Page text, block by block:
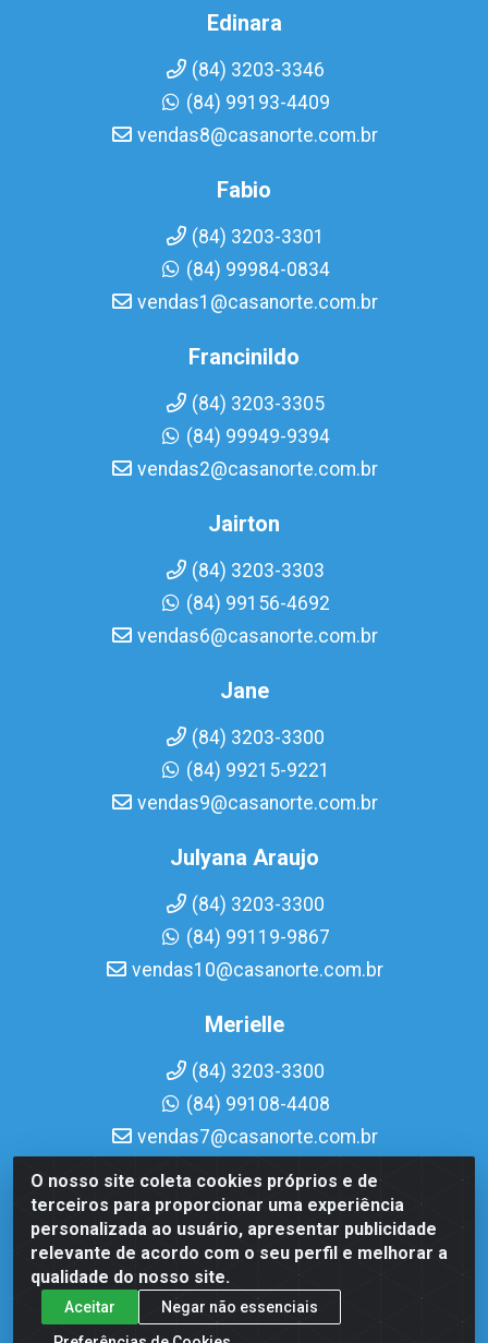
O nosso site coleta cookies próprios e de
terceiros para proporcionar uma experiência
personalizada ao usuário, apresentar publicidade
relevante de acordo com o seu perfil e melhorar a
qualidade do nosso site.
Aceitar
Negar não essenciais
Edinara
(84) 3203-3346
(84) 99193-4409
vendas8@casanorte.com.br
Fabio
(84) 3203-3301
(84) 99984-0834
vendas1@casanorte.com.br
Francinildo
(84) 3203-3305
(84) 99949-9394
vendas2@casanorte.com.br
Jairton
(84) 3203-3303
(84) 99156-4692
vendas6@casanorte.com.br
Jane
(84) 3203-3300
(84) 99215-9221
vendas9@casanorte.com.br
Julyana Araujo
(84) 3203-3300
(84) 99119-9867
vendas10@casanorte.com.br
Merielle
(84) 3203-3300
(84) 99108-4408
vendas7@casanorte.com.br
Casa Norte LTDA - Av. Interventor Mário Câmara, 1815 -
Dix-Sept Rosado, Natal/RN - CEP 59054-600 - CNPJ
08.713.513/0001-51